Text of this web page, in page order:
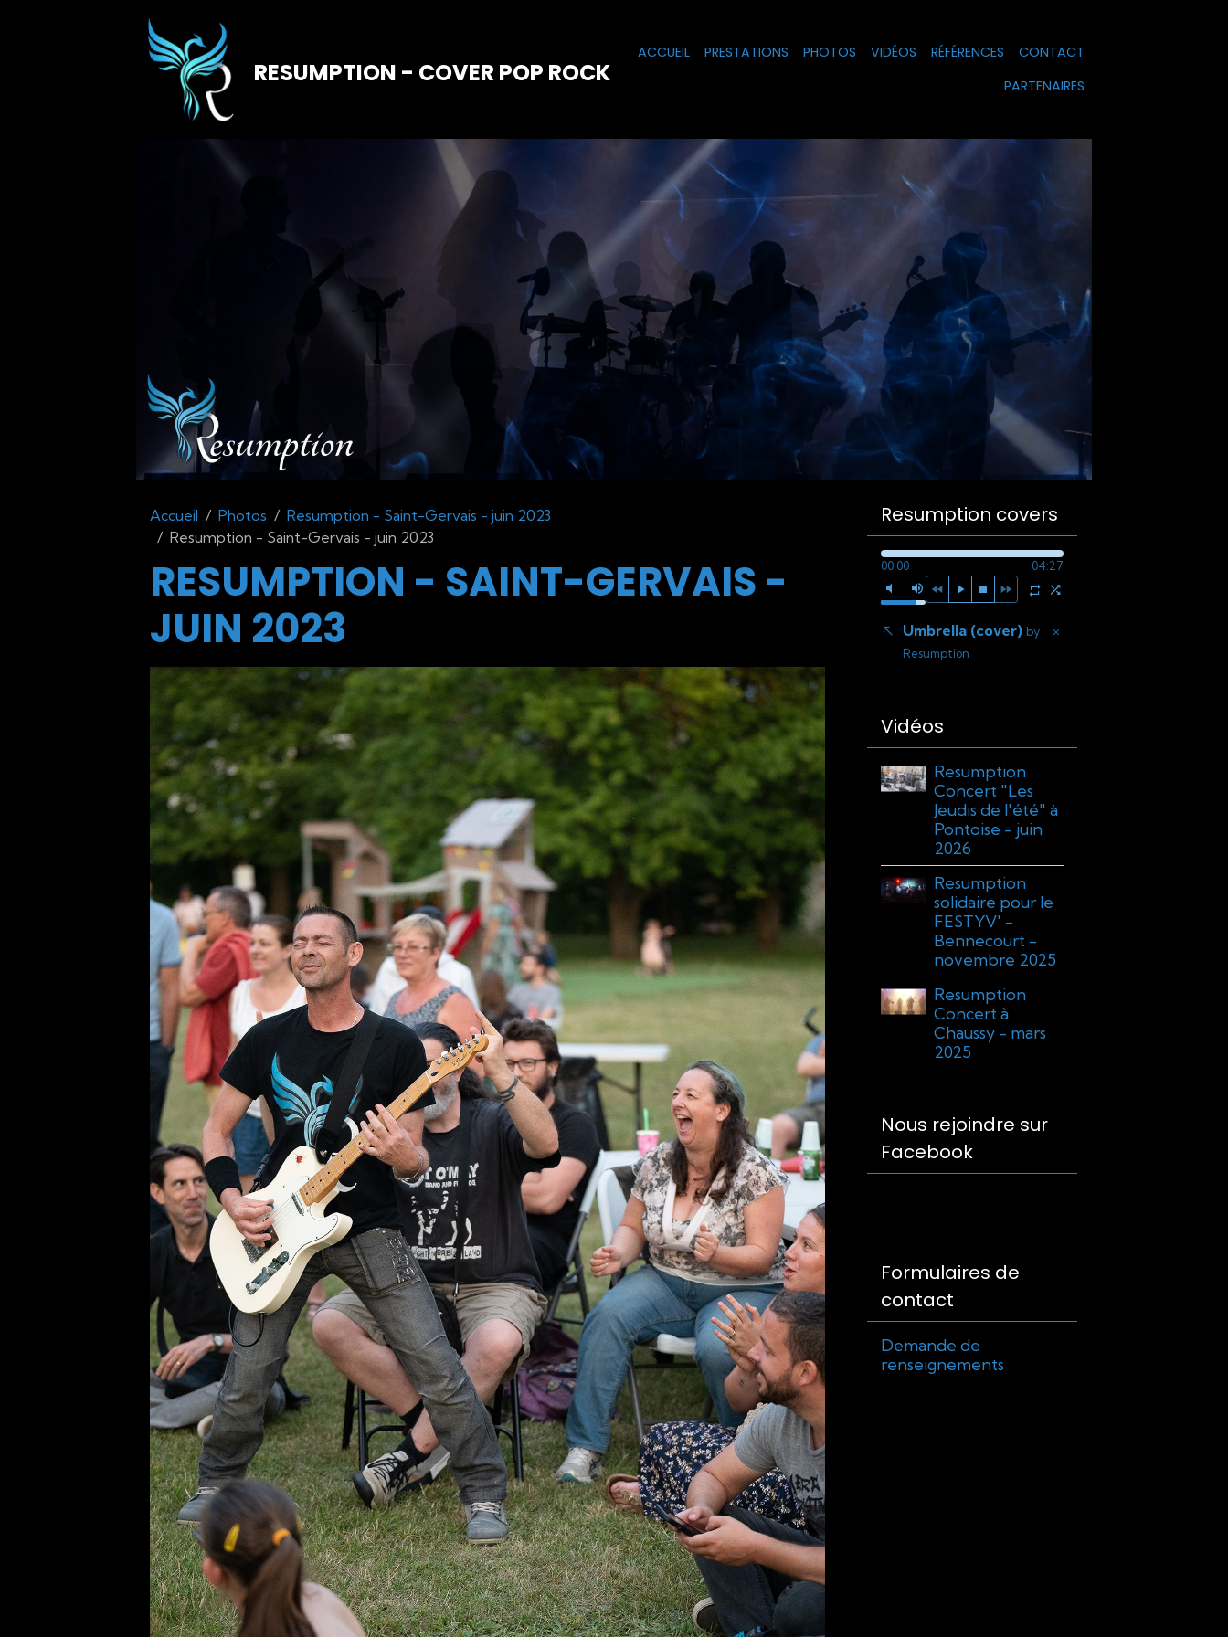
RESUMPTION - COVER POP ROCK
ACCUEIL PRESTATIONS PHOTOS VIDÉOS RÉFÉRENCES
CONTACT
PARTENAIRES
Accueil Photos
Resumption - Saint-Gervais - juin 2023
Resumption - Saint-Gervais - juin 2023
RESUMPTION - SAINT-GERVAIS -
JUIN 2023
Resumption covers
00:00 04:27
×
Umbrella (cover) by
Resumption
Vidéos
Resumption
Concert "Les
Jeudis de l'été" à
Pontoise - juin
2026
Resumption
solidaire pour le
FESTYV' -
Bennecourt -
novembre 2025
Resumption
Concert à
Chaussy - mars
2025
Nous rejoindre sur
Facebook
Formulaires de
contact
Demande de
renseignements